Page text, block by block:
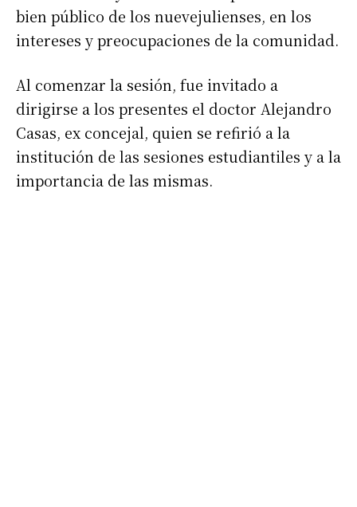
Suscribirme gratis
bien público de los nuevejulienses, en los
intereses y preocupaciones de la comunidad.
Al comenzar la sesión, fue invitado a
dirigirse a los presentes el doctor Alejandro
Casas, ex concejal, quien se refirió a la
institución de las sesiones estudiantiles y a la
importancia de las mismas.